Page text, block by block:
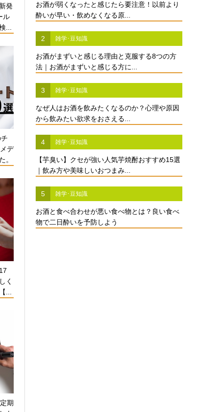
発
ル
...
デ
。
く
...
期
お酒が弱くなったと感じたら要注意！以前より
酔いが早い・飲めなくなる原...
2 雑学･豆知識
お酒がまずいと感じる理由と克服する8つの方
法｜お酒がまずいと感じる方に...
3 雑学･豆知識
なぜ人はお酒を飲みたくなるのか？心理や原因
から飲みたい欲求をおさえる...
4 雑学･豆知識
【芋臭い】クセが強い人気芋焼酎おすすめ15選
｜飲み方や美味しいおつまみ...
5 雑学･豆知識
お酒と食べ合わせが悪い食べ物とは？良い食べ
物で二日酔いを予防しよう